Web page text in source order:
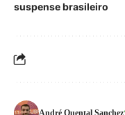
suspense brasileiro
André Quental Sanchez